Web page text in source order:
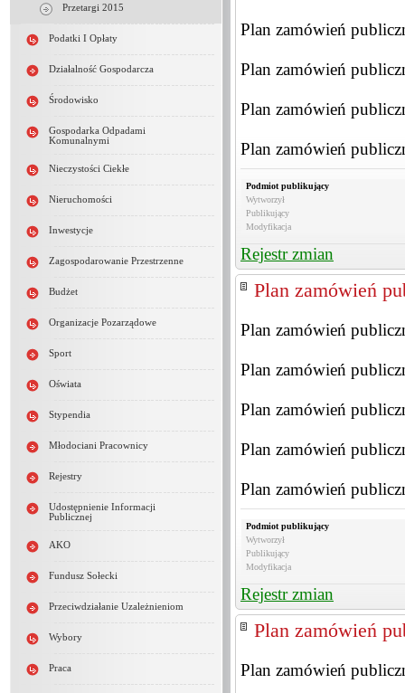
Przetargi 2015
Podatki I Opłaty
Działalność Gospodarcza
Środowisko
Gospodarka Odpadami
Komunalnymi
Nieczystości Ciekłe
Nieruchomości
Inwestycje
Zagospodarowanie Przestrzenne
Budżet
Organizacje Pozarządowe
Sport
Oświata
Stypendia
Młodociani Pracownicy
Rejestry
Udostępnienie Informacji
Publicznej
AKO
Fundusz Sołecki
Przeciwdziałanie Uzależnieniom
Wybory
Praca
Plan zamówień
Plan zamówień
Plan zamówień
Plan zamówień
Podmiot publikujący
Wytworzył
Publikujący
Modyfikacja
Rejestr zmian
Plan zamówień
Plan zamówień
Plan zamówień
Plan zamówień
Plan zamówień
Plan zamówień
Podmiot publikujący
Wytworzył
Publikujący
Modyfikacja
Rejestr zmian
Plan zamówień
Plan zamówień